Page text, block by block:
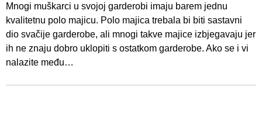
Mnogi muškarci u svojoj garderobi imaju barem jednu
kvalitetnu polo majicu. Polo majica trebala bi biti sastavni
dio svačije garderobe, ali mnogi takve majice izbjegavaju jer
ih ne znaju dobro uklopiti s ostatkom garderobe. Ako se i vi
nalazite među…